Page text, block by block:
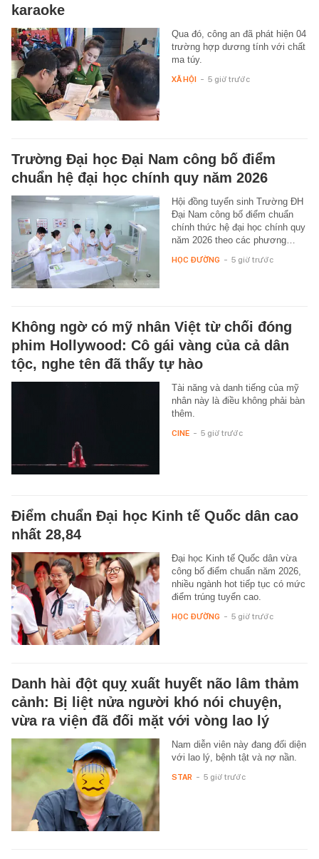
karaoke
Qua đó, công an đã phát hiện 04
trường hợp dương tính với chất
ma túy.
XÃ HỘI - 5 giờ trước
Trường Đại học Đại Nam công bố điểm
chuẩn hệ đại học chính quy năm 2026
Hội đồng tuyển sinh Trường ĐH
Đại Nam công bố điểm chuẩn
chính thức hệ đại học chính quy
năm 2026 theo các phương…
HỌC ĐƯỜNG - 5 giờ trước
Không ngờ có mỹ nhân Việt từ chối đóng
phim Hollywood: Cô gái vàng của cả dân
tộc, nghe tên đã thấy tự hào
Tài năng và danh tiếng của mỹ
nhân này là điều không phải bàn
thêm.
CINE - 5 giờ trước
Điểm chuẩn Đại học Kinh tế Quốc dân cao
nhất 28,84
Đại học Kinh tế Quốc dân vừa
công bố điểm chuẩn năm 2026,
nhiều ngành hot tiếp tục có mức
điểm trúng tuyển cao.
HỌC ĐƯỜNG - 5 giờ trước
Danh hài đột quỵ xuất huyết não lâm thảm
cảnh: Bị liệt nửa người khó nói chuyện,
vừa ra viện đã đối mặt với vòng lao lý
Nam diễn viên này đang đối diện
với lao lý, bệnh tật và nợ nần.
STAR - 5 giờ trước